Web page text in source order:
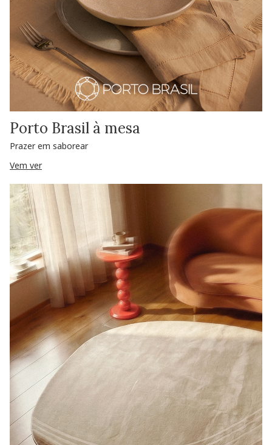
Porto Brasil à mesa
Prazer em saborear
Vem ver